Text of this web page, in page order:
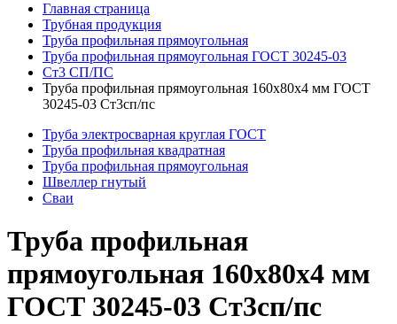
Главная страница
Трубная продукция
Труба профильная прямоугольная
Труба профильная прямоугольная ГОСТ 30245-03
Ст3 СП/ПС
Труба профильная прямоугольная 160x80x4 мм ГОСТ
30245-03 Ст3сп/пс
Труба электросварная круглая ГОСТ
Труба профильная квадратная
Труба профильная прямоугольная
Швеллер гнутый
Сваи
Труба профильная
прямоугольная 160x80x4 мм
ГОСТ 30245-03 Ст3сп/пс